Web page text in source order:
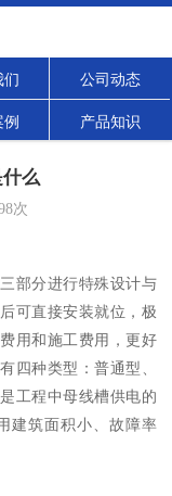
们 公司动态
产品知识
么
次
部分进行特殊设计与
可直接安装就位，极
用和施工费用，更好
四种类型：普通型、
工程中母线槽供电的
建筑面积小、故障率